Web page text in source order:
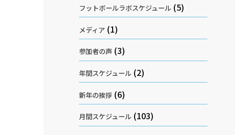
フットボールラボスケジュール(5)
メディア (1)
参加者の声 (3)
年間スケジュール(2)
新年の挨拶 (6)
月間スケジュール(103)